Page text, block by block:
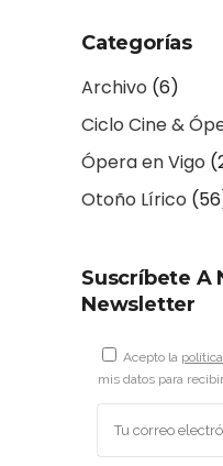
Categorías
Archivo (6)
Ciclo Cine &
Ópera en Vigo
Otoño Lírico
Suscríbete A
Newsletter
Acepto la
mis datos para